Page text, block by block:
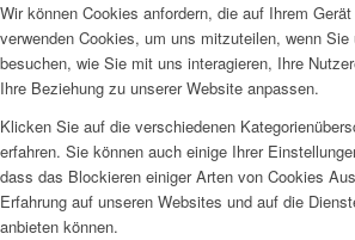
Wir können Cookies anfordern, die auf Ihrem
verwenden Cookies, um uns mitzuteilen, wenn Sie
besuchen, wie Sie mit uns interagieren, Ihre
Ihre Beziehung zu unserer Website anpassen.
Klicken Sie auf die verschiedenen
erfahren. Sie können auch einige Ihrer
dass das Blockieren einiger Arten von Cookies
Erfahrung auf unseren Websites und auf die
anbieten können.